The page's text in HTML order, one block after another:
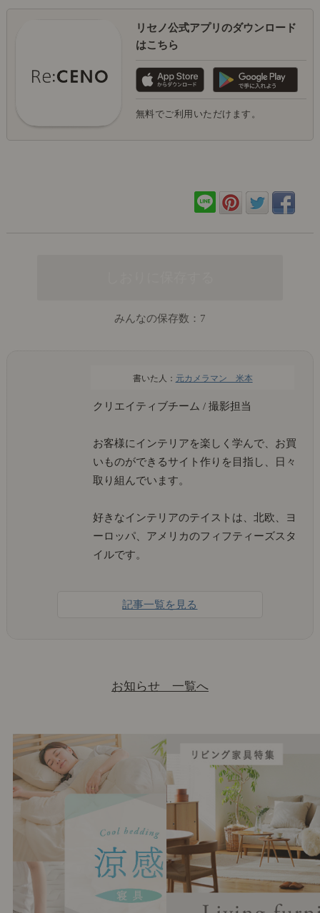
リセノ公式アプリのダウンロード
はこちら
無料でご利用いただけます。
みんなの保存数： 7
元カメラマン 米本
クリエイティブチーム / 撮影担当
お客様にインテリアを楽しく学んで、お買
いものができるサイト作りを目指し、日々
取り組んでいます。
好きなインテリアのテイストは、北欧、ヨ
ーロッパ、アメリカのフィフティーズスタ
イルです。
記事一覧を見る
お知らせ 一覧へ